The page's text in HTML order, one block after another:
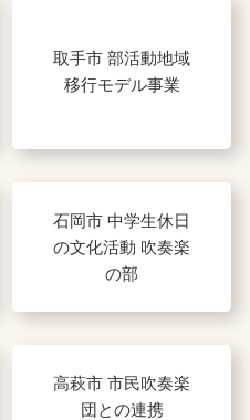
取手市 部活動地域
移行モデル事業
石岡市 中学生休日
の文化活動 吹奏楽
の部
高萩市 市民吹奏楽
団との連携